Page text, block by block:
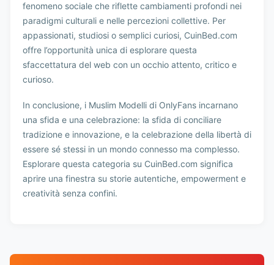
fenomeno sociale che riflette cambiamenti profondi nei
paradigmi culturali e nelle percezioni collettive. Per
appassionati, studiosi o semplici curiosi, CuinBed.com
offre l’opportunità unica di esplorare questa
sfaccettatura del web con un occhio attento, critico e
curioso.
In conclusione, i Muslim Modelli di OnlyFans incarnano
una sfida e una celebrazione: la sfida di conciliare
tradizione e innovazione, e la celebrazione della libertà di
essere sé stessi in un mondo connesso ma complesso.
Esplorare questa categoria su CuinBed.com significa
aprire una finestra su storie autentiche, empowerment e
creatività senza confini.